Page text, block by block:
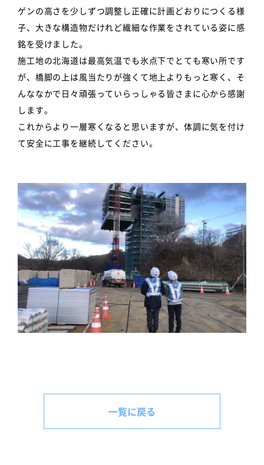
ゲンの高さを少しずつ調整し正確に計画どおりにつくる様
子、大きな構造物だけれど繊細な作業をされている姿に感
銘を受けました。
施工地の北海道は最高気温でも氷点下でとても寒い所です
が、橋脚の上は風当たりが強くて地上よりもっと寒く、そ
んななかで日々頑張っていらっしゃる皆さまに心から感謝
します。
これからより一層寒くなると思いますが、体調に気を付け
て安全に工事を継続してください。
一覧に戻る